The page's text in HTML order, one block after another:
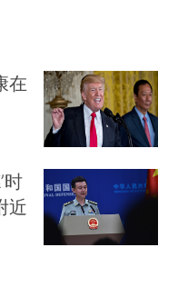
在
时
近